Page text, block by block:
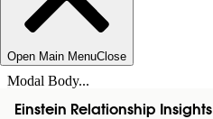
Open Main MenuClose
Modal Body...
Einstein Relationship Insights